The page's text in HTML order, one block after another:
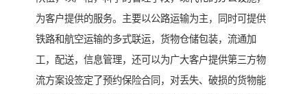
为客户提供的服务。主要以公路运输为主，同时可提供
铁路和航空运输的多式联运，货物仓储包装，流通加
工，配送，信息管理，还可以为广大客户提供第三方物
流方案设签定了预约保险合同，对丢失、破损的货物能